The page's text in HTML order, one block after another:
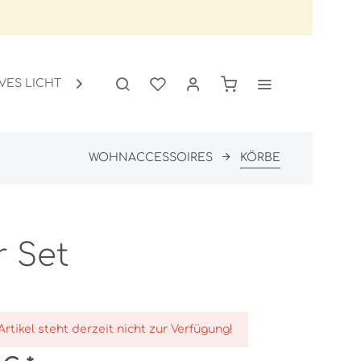
LICHT GARTEN SALE

WOHNACCESSOIRES KÖRBE
Set
steht derzeit nicht zur Verfügung!